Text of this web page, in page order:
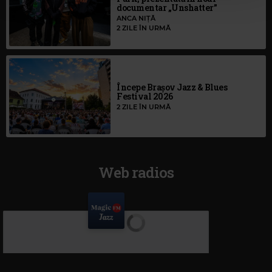
documentar „Unshatter”
ANCA NIȚĂ
2 ZILE ÎN URMĂ
Începe Brașov Jazz & Blues
Festival 2026
2 ZILE ÎN URMĂ
Web radios